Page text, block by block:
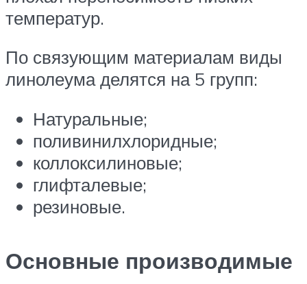
температур.
По связующим материалам виды
линолеума делятся на 5 групп:
Натуральные;
поливинилхлоридные;
коллоксилиновые;
глифталевые;
резиновые.
Основные производимые